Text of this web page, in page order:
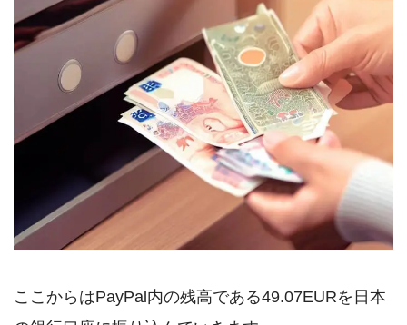
ここからはPayPal内の残高である49.07EURを日本